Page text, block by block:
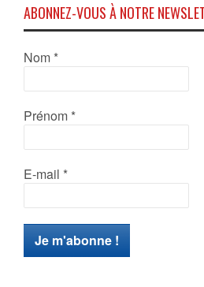
ABONNEZ-VOUS À NOTRE
Nom *
Prénom *
E-mail *